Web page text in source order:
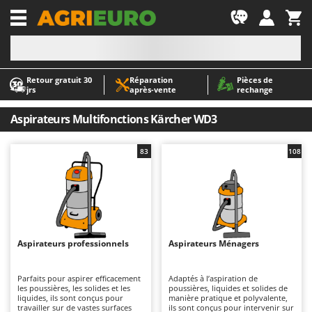
Retour gratuit 30
jrs
Réparation
après‑vente
Pièces de
rechange
-1
A
Abris de jardin
Accessoires pour tracteurs tondeuses autoportés
Aérateurs Scarificateurs pour gazon
Arracheuses de pommes de terre pour tracteur
Aspirateurs - Balais Électriques
Aspirateurs à cendres
Aspirateurs à feuilles sur roues
Aspirateurs de piscine
Atomiseurs agricoles pour tracteurs
Atomiseurs pour traitements
A
AgriEuro Premium
AgriEuro TOP-LINE
Airmec
AL-KO
ALA 2000
Alpina
Ama
Aspirateurs Multifonctions Kärcher WD3
Aspirateurs professionnels
Parfaits pour aspirer efficacement
les poussières, les solides et les
liquides, ils sont conçus pour
travailler sur de vastes surfaces
83
Aspirateurs Ménagers
Adaptés à l’aspiration de
poussières, liquides et solides de
manière pratique et polyvalente,
ils sont conçus pour intervenir sur
108